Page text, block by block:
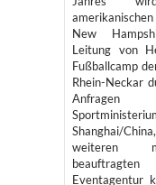
New
Leitung von
Fußballcamp
Rhein-Neckar
Shanghai/
weiteren
Eventagentur